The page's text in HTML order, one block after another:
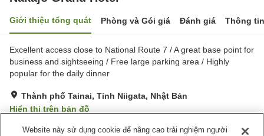
Giới thiệu tổng quát Phòng và Gói giá Đánh giá Thông
Excellent access close to National Route 7 / A great base point for
business and sightseeing / Free large parking area / Highly
popular for the daily dinner
Thành phố Tainai, Tỉnh Niigata, Nhật Bản
Hiển thị trên bản đồ
Tốt Đánh giá:194lượt
Website này sử dụng cookie để nâng cao trải nghiệm người